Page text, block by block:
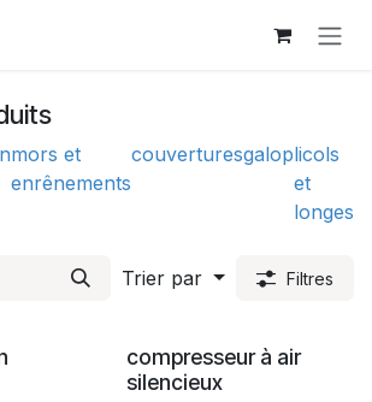
mors et
enrênements
couverturesgaloplicols
et
longes
Trier par Filtres
compresseur à air
silencieux